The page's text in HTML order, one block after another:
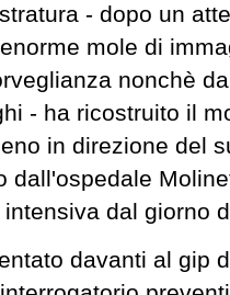
- dopo un
mole di
nonchè
- ha ricostruito il
in direzione del
dall'ospedale
dal giorno
davanti al gip